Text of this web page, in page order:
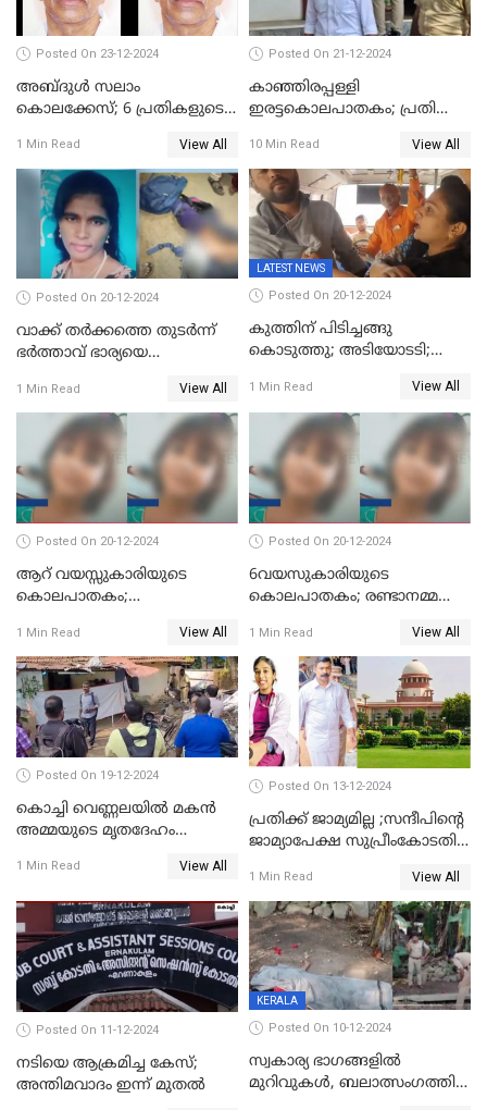
Posted On 23-12-2024
അബ്ദുള്‍ സലാം
കൊലക്കേസ്‌; 6 പ്രതികളുടെ
1 Min Read View All
Posted On 21-12-2024
കാഞ്ഞിരപ്പള്ളി
ഇരട്ടകൊലപാതകം; പ്രതി
ജീവപര്യന്തം
10 Min Read View All
Posted On 20-12-2024
വാക്ക് തര്‍ക്കത്തെ തുടര്‍ന്ന്
ഭര്‍ത്താവ് ഭാര്യയെ
1 Min Read View All
LATEST NEWS
Posted On 20-12-2024
കുത്തിന് പിടിച്ചങ്ങു
കൊടുത്തു; അടിയോടടി;
ശല്യം ചെയ്തയാളെ 26 തവണ
മുഖത്തടിച്ച് അധ്യാപിക
1 Min Read View All
Posted On 20-12-2024
ആറ് വയസ്സുകാരിയുടെ
കൊലപാതകം;
ബന്ധമില്ലെന്ന് സ്ഥിരീകരണം
1 Min Read View All
Posted On 20-12-2024
6വയസുകാരിയുടെ
കൊലപാതകം; രണ്ടാനമ്മയെ
1 Min Read View All
Posted On 19-12-2024
കൊച്ചി വെണ്ണലയില്‍ മകന്‍
അമ്മയുടെ മൃതദേഹം
1 Min Read View All
Posted On 13-12-2024
പ്രതിക്ക് ജാമ്യമില്ല ;സന്ദീപിന്റെ
ജാമ്യാപേക്ഷ സുപ്രീംകോടതി
1 Min Read View All
Posted On 11-12-2024
നടിയെ ആക്രമിച്ച കേസ്;
അന്തിമവാദം ഇന്ന് മുതല്‍
KERALA
Posted On 10-12-2024
സ്വകാര്യ ഭാഗങ്ങളിൽ
മുറിവുകൾ, ബലാത്സംഗത്തിന്